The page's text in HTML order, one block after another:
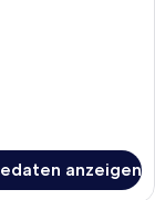
anzeigen